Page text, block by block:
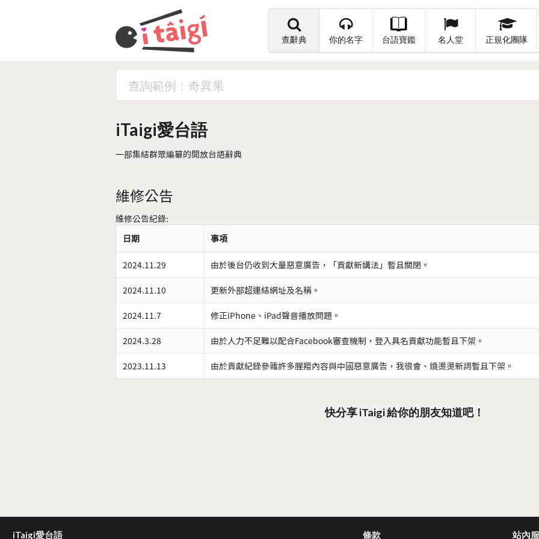
查辭典 你的名字 台語寶鑑 名人堂 正規化團隊
iTaigi愛台語
一部集結群眾編纂的開放台語辭典
維修公告
維修公告紀錄:
日期
事項
2024.11.29 由於後台仍收到大量惡意廣告，「貢獻新講法」暫且關閉。
2024.11.10 更新外部超連結網址及名稱。
2024.11.7 修正iPhone、iPad聲音播放問題。
2024.3.28 由於人力不足難以配合Facebook審查機制，登入具名貢獻功能暫且下架。
2023.11.13 由於貢獻紀錄參雜許多腥羶內容與中國惡意廣告，我很會、燒燙燙新詞暫且下架。
快分享 iTaigi 給你的朋友知道吧！
iTaigi愛台語 條款 站內